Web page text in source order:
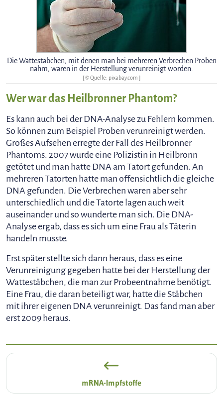
Die Wattestäbchen, mit denen man bei mehreren Verbrechen Proben
nahm, waren in der Herstellung verunreinigt worden.
[ © Quelle: pixabay.com ]
Wer war das Heilbronner Phantom?
Es kann auch bei der DNA-Analyse zu Fehlern kommen.
So können zum Beispiel Proben verunreinigt werden.
Großes Aufsehen erregte der Fall des Heilbronner
Phantoms. 2007 wurde eine Polizistin in Heilbronn
getötet und man hatte DNA am Tatort gefunden. An
mehreren Tatorten hatte man offensichtlich die gleiche
DNA gefunden. Die Verbrechen waren aber sehr
unterschiedlich und die Tatorte lagen auch weit
auseinander und so wunderte man sich. Die DNA-
Analyse ergab, dass es sich um eine Frau als Täterin
handeln musste.
Erst später stellte sich dann heraus, dass es eine
Verunreinigung gegeben hatte bei der Herstellung der
Wattestäbchen, die man zur Probeentnahme benötigt.
Eine Frau, die daran beteiligt war, hatte die Stäbchen
mit ihrer eigenen DNA verunreinigt. Das fand man aber
erst 2009 heraus.
mRNA-Impfstoffe